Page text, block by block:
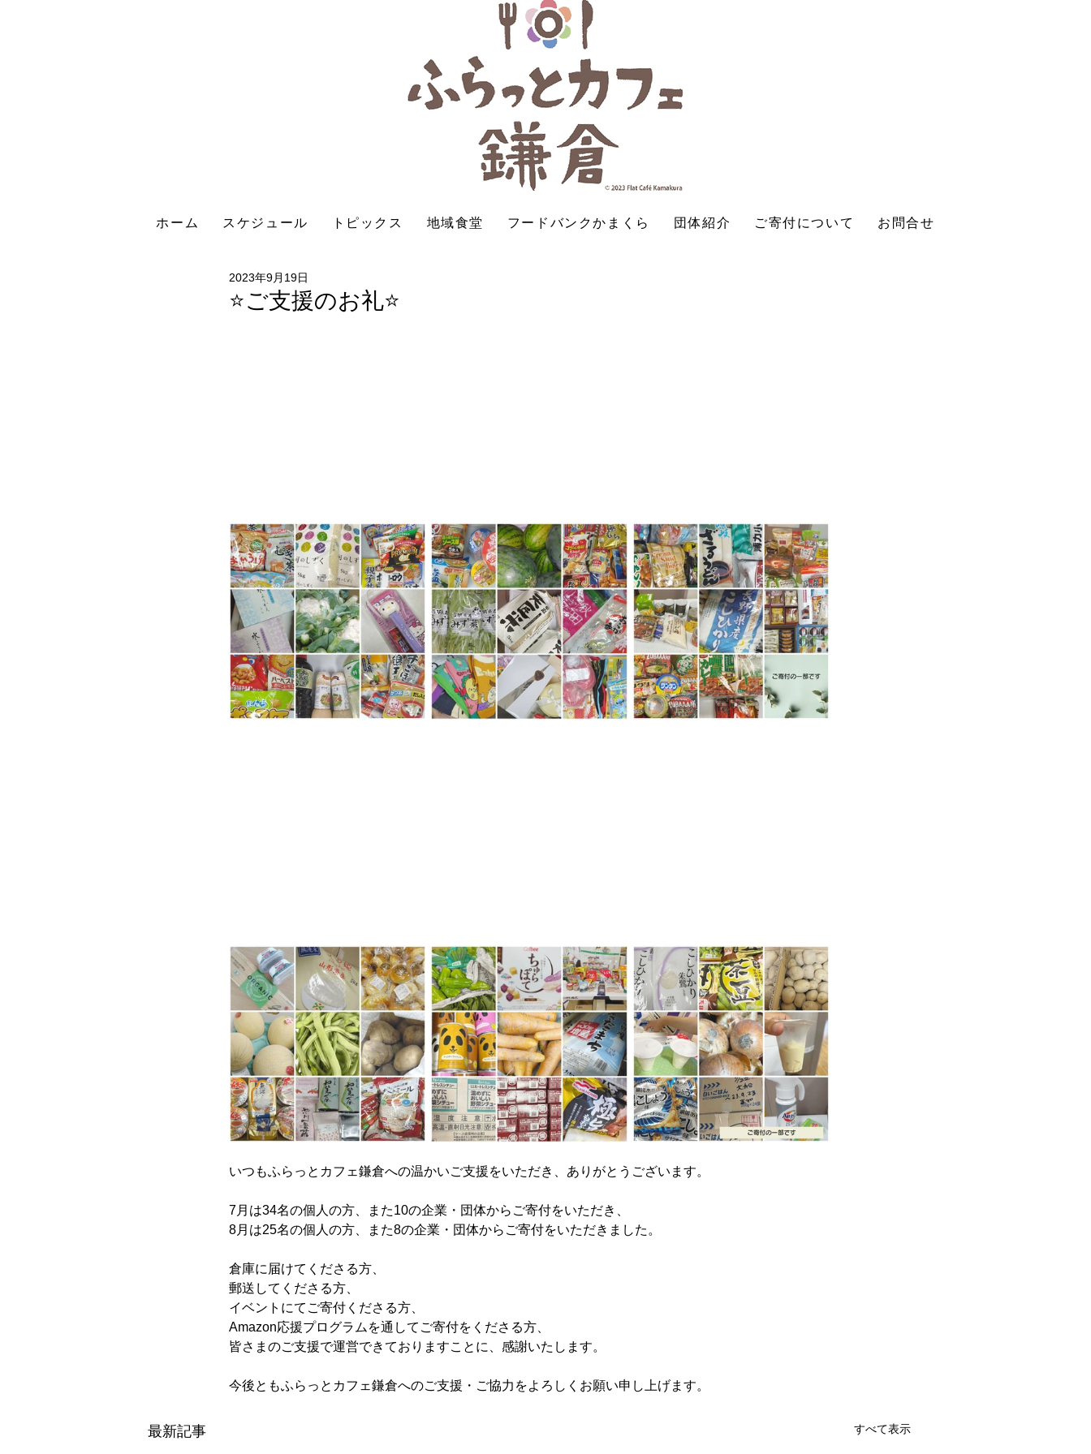
ホーム スケジュール トピックス 地域食堂 フードバンクかまくら 団体紹介 ご寄付について お問合せ
⭐ご支援のお礼⭐
2023年9月19日
いつもふらっとカフェ鎌倉への温かいご支援をいただき、ありがとうございます。
7月は34名の個人の方、また10の企業・団体からご寄付をいただき、
8月は25名の個人の方、また8の企業・団体からご寄付をいただきました。
倉庫に届けてくださる方、
郵送してくださる方、
イベントにてご寄付くださる方、
Amazon応援プログラムを通してご寄付をくださる方、
皆さまのご支援で運営できておりますことに、感謝いたします。
今後ともふらっとカフェ鎌倉へのご支援・ご協力をよろしくお願い申し上げます。
最新記事 すべて表示